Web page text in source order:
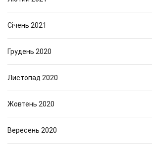
Січень 2021
Грудень 2020
Листопад 2020
Жовтень 2020
Вересень 2020